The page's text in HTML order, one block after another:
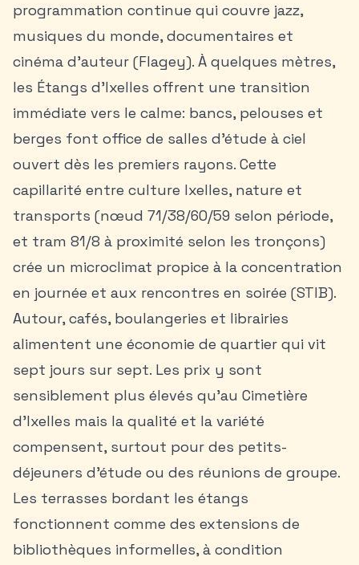
programmation continue qui couvre jazz,
musiques du monde, documentaires et
cinéma d’auteur (Flagey). À quelques mètres,
les Étangs d’Ixelles offrent une transition
immédiate vers le calme: bancs, pelouses et
berges font office de salles d’étude à ciel
ouvert dès les premiers rayons. Cette
capillarité entre culture Ixelles, nature et
transports (nœud 71/38/60/59 selon période,
et tram 81/8 à proximité selon les tronçons)
crée un microclimat propice à la concentration
en journée et aux rencontres en soirée (STIB).
Autour, cafés, boulangeries et librairies
alimentent une économie de quartier qui vit
sept jours sur sept. Les prix y sont
sensiblement plus élevés qu’au Cimetière
d’Ixelles mais la qualité et la variété
compensent, surtout pour des petits-
déjeuners d’étude ou des réunions de groupe.
Les terrasses bordant les étangs
fonctionnent comme des extensions de
bibliothèques informelles, à condition